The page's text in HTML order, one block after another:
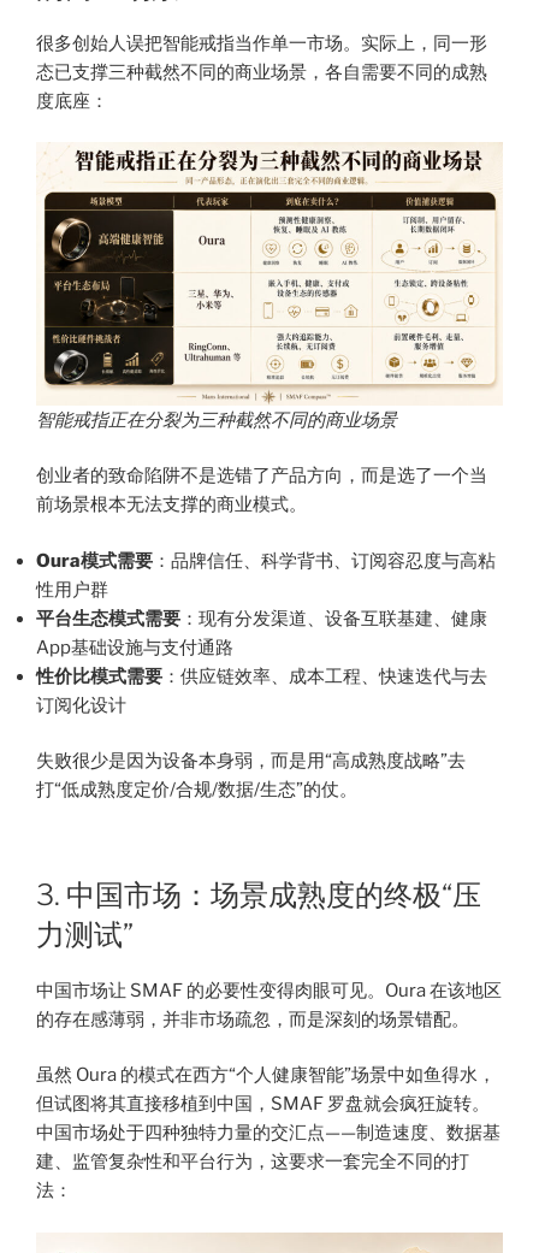
很多创始人误把智能戒指当作单一市场。实际上，同一形
态已支撑三种截然不同的商业场景，各自需要不同的成熟
度底座：
智能戒指正在分裂为三种截然不同的商业场景
创业者的致命陷阱不是选错了产品方向，而是选了一个当
前场景根本无法支撑的商业模式。
Oura模式需要 ：品牌信任、科学背书、订阅容忍度与高粘
性用户群
平台生态模式需要 ：现有分发渠道、设备互联基建、健康
App基础设施与支付通路
性价比模式需要 ：供应链效率、成本工程、快速迭代与去
订阅化设计
失败很少是因为设备本身弱，而是用“高成熟度战略”去
打“低成熟度定价/合规/数据/生态”的仗。
3. 中国市场：场景成熟度的终极“压
力测试”
中国市场让 SMAF 的必要性变得肉眼可见。Oura 在该地区
的存在感薄弱，并非市场疏忽，而是深刻的场景错配。
虽然 Oura 的模式在西方“个人健康智能”场景中如鱼得水，
但试图将其直接移植到中国，SMAF 罗盘就会疯狂旋转。
中国市场处于四种独特力量的交汇点——制造速度、数据基
建、监管复杂性和平台行为，这要求一套完全不同的打
法：